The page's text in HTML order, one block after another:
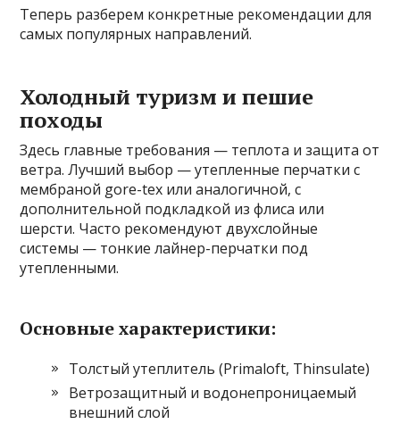
Теперь разберем конкретные рекомендации для
самых популярных направлений.
Холодный туризм и пешие
походы
Здесь главные требования — теплота и защита от
ветра. Лучший выбор — утепленные перчатки с
мембраной gore-tex или аналогичной, с
дополнительной подкладкой из флиса или
шерсти. Часто рекомендуют двухслойные
системы — тонкие лайнер-перчатки под
утепленными.
Основные характеристики:
Толстый утеплитель (Primaloft, Thinsulate)
Ветрозащитный и водонепроницаемый
внешний слой